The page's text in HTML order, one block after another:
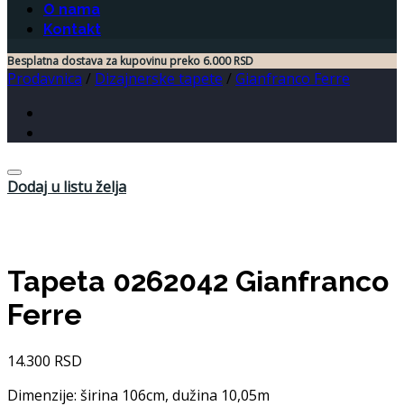
O nama
Kontakt
Besplatna dostava za kupovinu preko 6.000 RSD
Prodavnica / Dizajnerske tapete /Gianfranco Ferre
Dodaj u listu želja
Tapeta 0262042 Gianfranco
Ferre
14.300 RSD
Dimenzije: širina 106cm, dužina 10,05m